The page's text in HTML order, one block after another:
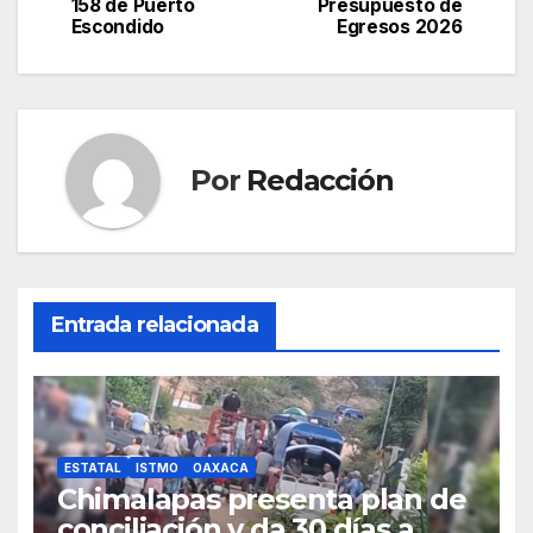
Presupuesto de
Egresos 2026
158 de Puerto
Escondido
Por Redacción
Entrada relacionada
ESTATAL ISTMO OAXACA
Chimalapas presenta plan de